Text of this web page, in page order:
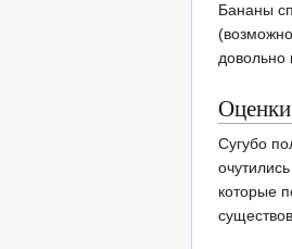
Бананы
довольно
Сугубо
которые